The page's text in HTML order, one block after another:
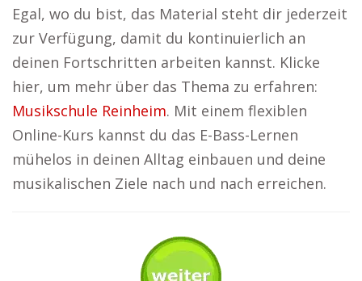
Egal, wo du bist, das Material steht dir jederzeit
zur Verfügung, damit du kontinuierlich an
deinen Fortschritten arbeiten kannst. Klicke
hier, um mehr über das Thema zu erfahren:
Musikschule Reinheim. Mit einem flexiblen
Online-Kurs kannst du das E-Bass-Lernen
mühelos in deinen Alltag einbauen und deine
musikalischen Ziele nach und nach erreichen.